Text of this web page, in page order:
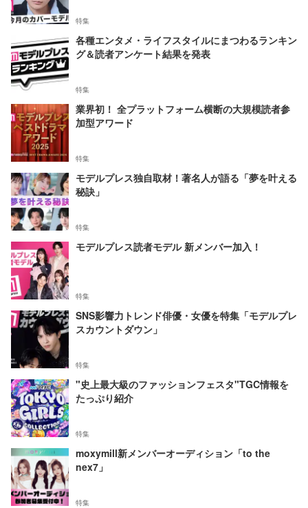
特集
各種エンタメ・ライフスタイルにまつわるランキン
グ＆読者アンケート結果を発表
特集
業界初！ 全プラットフォーム横断の大規模読者参
加型アワード
特集
モデルプレス独自取材！著名人が語る「夢を叶える
秘訣」
特集
モデルプレス読者モデル 新メンバー加入！
特集
SNS影響力トレンド俳優・女優を特集「モデルプレ
スカウントダウン」
特集
"史上最大級のファッションフェスタ"TGC情報を
たっぷり紹介
特集
moxymill新メンバーオーディション「to the
nex7」
特集